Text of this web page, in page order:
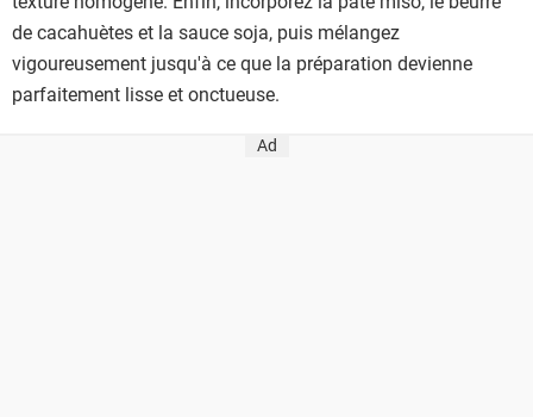
de cacahuètes et la sauce soja, puis mélangez
vigoureusement jusqu'à ce que la préparation devienne
parfaitement lisse et onctueuse.
Ad